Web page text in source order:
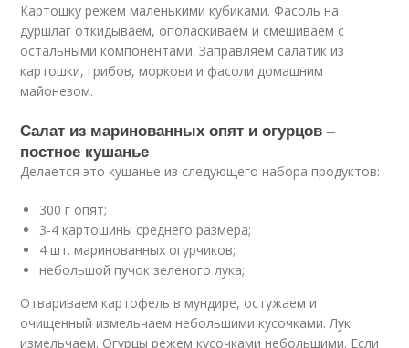
Картошку режем маленькими кубиками. Фасоль на
дуршлаг откидываем, ополаскиваем и смешиваем с
остальными компонентами. Заправляем салатик из
картошки, грибов, моркови и фасоли домашним
майонезом.
Салат из маринованных опят и огурцов –
постное кушанье
Делается это кушанье из следующего набора продуктов:
300 г опят;
3-4 картошины среднего размера;
4 шт. маринованных огурчиков;
небольшой пучок зеленого лука;
Отвариваем картофель в мундире, остужаем и
очищенный измельчаем небольшими кусочками. Лук
измельчаем. Огурцы режем кусочками небольшими. Если